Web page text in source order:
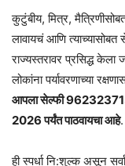
कुटुंबीय, मित्र,
लावायचं आणि त्याच्यासोबत
राज्यस्तरावर प्रसिद्ध
लोकांना पर्यावरणाच्या
आपला सेल्फी
2026 पर्यंत पाठवायचा आहे.
ही स्पर्धा नि:शुल्क असून